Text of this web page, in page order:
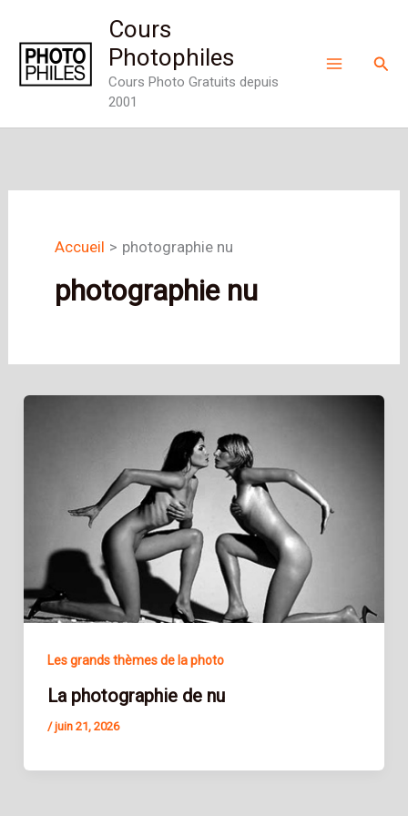
contenu
Cours
Photophiles
Cours Photo Gratuits depuis
2001
Accueil photographie nu
photographie nu
Les grands thèmes de la photo
La photographie de nu
/juin 21, 2026